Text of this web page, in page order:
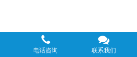
电话咨询 联系我们